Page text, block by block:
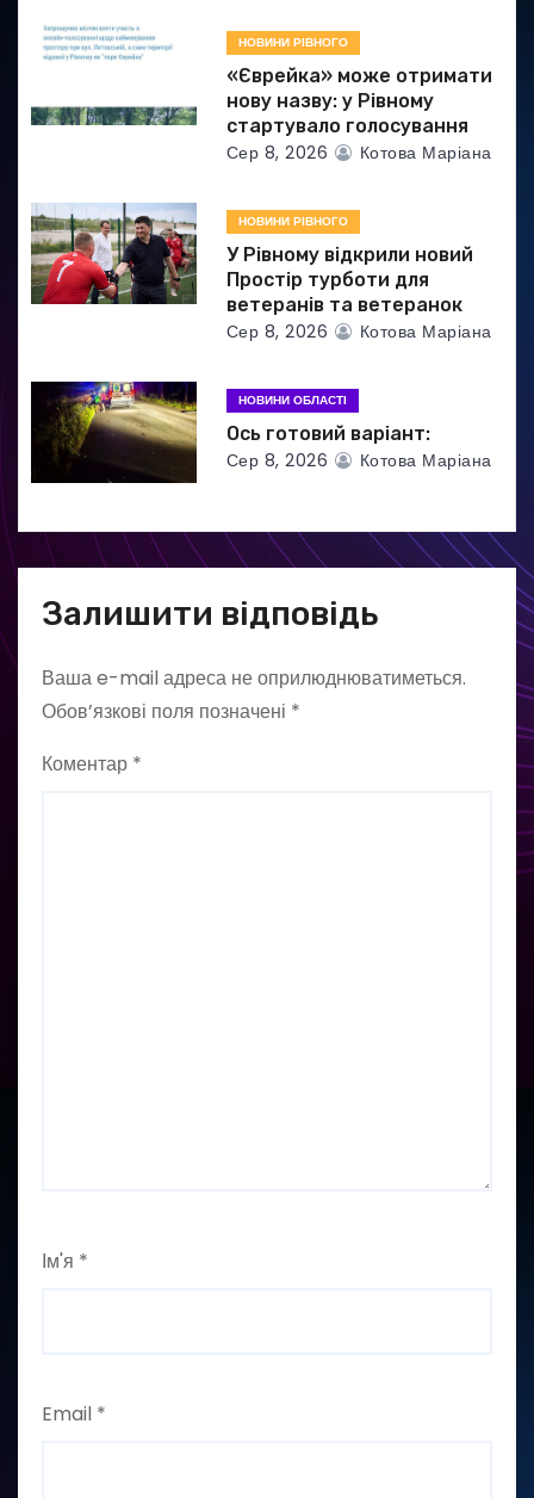
п
и
с
в
НОВИНИ РІВНОГО
«Єврейка» може отримати
нову назву: у Рівному
стартувало голосування
Сер 8, 2026 Котова Маріана
НОВИНИ РІВНОГО
У Рівному відкрили новий
Простір турботи для
ветеранів та ветеранок
Сер 8, 2026 Котова Маріана
НОВИНИ ОБЛАСТІ
Ось готовий варіант:
Сер 8, 2026 Котова Маріана
Залишити відповідь
Ваша e-mail адреса не оприлюднюватиметься.
Обов’язкові поля позначені *
Коментар *
Ім'я *
Email *